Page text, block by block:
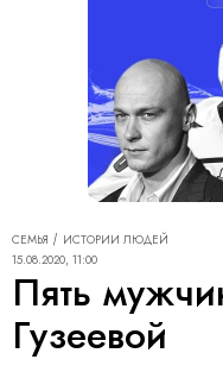
СЕМЬЯ
ИСТОРИИ ЛЮДЕЙ
15.08.2020, 11:00
Пять
Гузеевой